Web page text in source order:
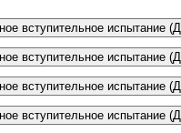
вступительное испытание
вступительное испытание
вступительное испытание
вступительное испытание